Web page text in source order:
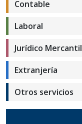
Contable
Laboral
Jurídico Mercantil
Extranjería
Otros servicios